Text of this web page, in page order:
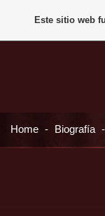
Home - Biografía -
Este sitio web